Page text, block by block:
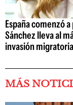
España comenzó
Sánchez lleva al
invasión
MÁS